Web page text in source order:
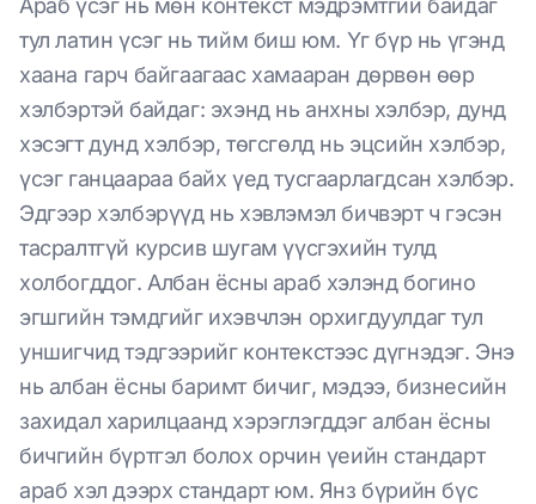
Араб үсэг нь мөн контекст мэдрэмтгий байдаг
тул латин үсэг нь тийм биш юм. Үг бүр нь үгэнд
хаана гарч байгаагаас хамааран дөрвөн өөр
хэлбэртэй байдаг: эхэнд нь анхны хэлбэр, дунд
хэсэгт дунд хэлбэр, төгсгөлд нь эцсийн хэлбэр,
үсэг ганцаараа байх үед тусгаарлагдсан хэлбэр.
Эдгээр хэлбэрүүд нь хэвлэмэл бичвэрт ч гэсэн
тасралтгүй курсив шугам үүсгэхийн тулд
холбогддог. Албан ёсны араб хэлэнд богино
эгшгийн тэмдгийг ихэвчлэн орхигдуулдаг тул
уншигчид тэдгээрийг контекстээс дүгнэдэг. Энэ
нь албан ёсны баримт бичиг, мэдээ, бизнесийн
захидал харилцаанд хэрэглэгддэг албан ёсны
бичгийн бүртгэл болох орчин үеийн стандарт
араб хэл дээрх стандарт юм. Янз бүрийн бүс